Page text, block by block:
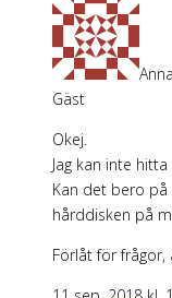
Anna
Gäst
Okej.
Jag kan inte
Kan det bero
hårddisken på
Förlåt för